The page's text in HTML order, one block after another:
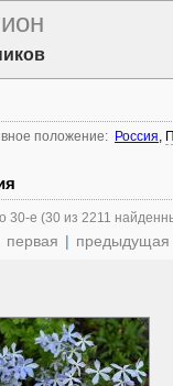
положение: Россия,
30-е (30 из 2211
первая | предыдущая